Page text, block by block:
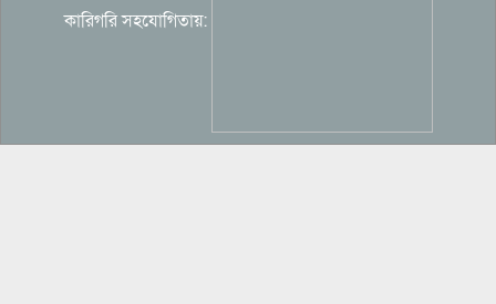
কারিগরি সহযোগিতায়: